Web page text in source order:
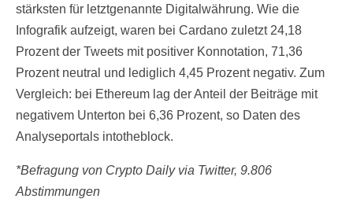
stärksten für letztgenannte Digitalwährung. Wie die
Infografik aufzeigt, waren bei Cardano zuletzt 24,18
Prozent der Tweets mit positiver Konnotation, 71,36
Prozent neutral und lediglich 4,45 Prozent negativ. Zum
Vergleich: bei Ethereum lag der Anteil der Beiträge mit
negativem Unterton bei 6,36 Prozent, so Daten des
Analyseportals intotheblock.
*Befragung von Crypto Daily via Twitter, 9.806
Abstimmungen